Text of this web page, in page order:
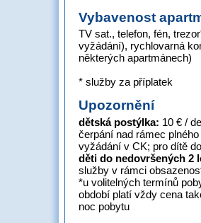
Vybavenost
TV sat., telefon, fén,
vyžádání), rychlovarná
některých apartmánech)
* služby za příplatek
Upozornění
dětská postýlka: 10 € /
čerpání nad rámec
vyžádání v CK; pro dítě
děti do nedovršených 2
služby v rámci
*u volitelných termínů
období platí vždy cena
noc pobytu